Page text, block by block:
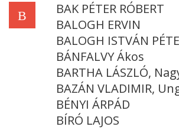
B
BAK PÉTER RÓBERT
BALOGH ERVIN
BALOGH ISTVÁN
BÁNFALVY Ákos
BARTHA LÁSZLÓ,
BAZÁN VLADIMIR,
BÉNYI ÁRPÁD
BÍRÓ LAJOS